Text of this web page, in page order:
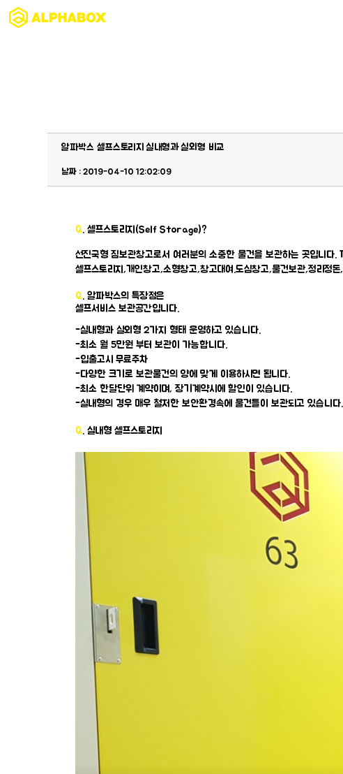
알파박스 셀프스토리지 실내형과 실외형 비교
날짜 : 2019-04-10 12:02:09
Q. 셀프스토리지(Self Storage)?
선진국형 짐보관창고로서 여러분의 소중한 물건을 보관하는 곳입니
셀프스토리지,개인창고,소형창고,창고대여.도심창고,물건보관,정리
Q. 알파박스의 특장점은
셀프서비스 보관공간입니다.
-실내형과 실외형 2가지 형태 운영하고 있습니다.
-최소 월 5만원 부터 보관이 가능합니다.
-입출고시 무료주차
-다양한 크기로 보관물건의 양에 맞게 이용하시면 됩니다.
-최소 한달단위 계약이며, 장기계약시에 할인이 있습니다.
-실내형의 경우 매우 철저한 보안환경속에 물건들이 보관되고 있습니다.
Q. 실내형 셀프스토리지